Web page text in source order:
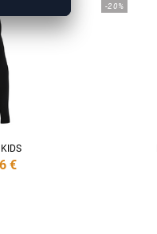
€
-20%